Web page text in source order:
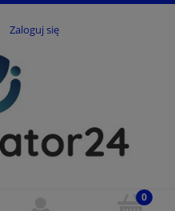
Zaloguj się